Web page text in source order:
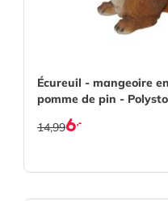
Écureuil - mangeoire
pomme de pin -
6,-
14,99